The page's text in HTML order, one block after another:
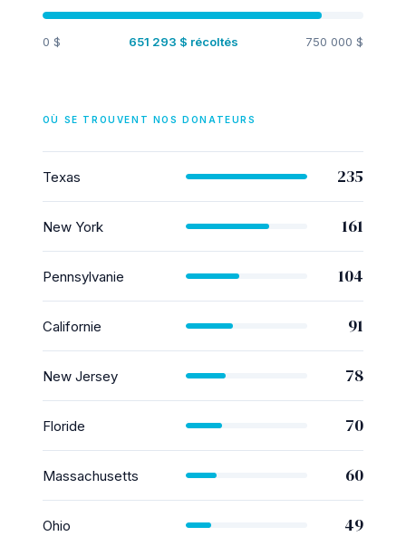
0 $ 651 293 $ récoltés 750 000 $
OÙ SE TROUVENT NOS DONATEURS
Texas 235
New York 161
Pennsylvanie 104
Californie 91
New Jersey 78
Floride 70
Massachusetts 60
Ohio 49